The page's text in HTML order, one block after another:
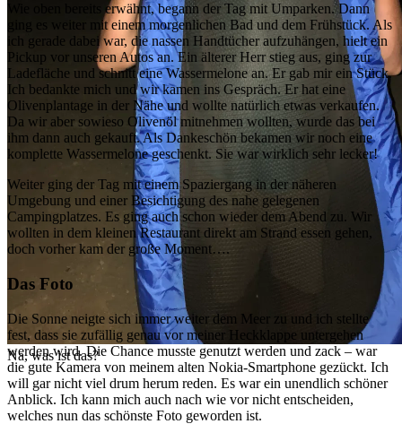
Na, was ist das?
Wie oben bereits erwähnt, begann der Tag mit Umparken. Dann
ging es weiter mit einem morgenlichen Bad und dem Frühstück. Als
ich gerade dabei war, die nassen Handtücher aufzuhängen, hielt ein
Pickup vor unseren Autos an. Ein älterer Herr stieg aus, ging zur
Ladefläche und schnitt eine Wassermelone an. Er gab mir ein Stück.
Ich bedankte mich und wir kamen ins Gespräch. Er hat eine
Olivenplantage in der Nähe und wollte natürlich etwas verkaufen.
Da wir aber sowieso Olivenöl mitnehmen wollten, wurde das bei
ihm dann auch gekauft. Als Dankeschön bekamen wir noch eine
komplette Wassermelone geschenkt. Sie war wirklich sehr lecker!
Weiter ging der Tag mit einem Spaziergang in der näheren
Umgebung und einer Besichtigung des nahe gelegenen
Campingplatzes. Es ging auch schon wieder dem Abend zu. Wir
wollten in dem kleinen Restaurant direkt am Strand essen gehen,
doch vorher kam der große Moment….
Das Foto
Die Sonne neigte sich immer weiter dem Meer zu und ich stellte
fest, dass sie zufällig genau vor meiner Heckklappe untergehen
werden wird. Die Chance musste genutzt werden und zack – war
die gute Kamera von meinem alten Nokia-Smartphone gezückt. Ich
will gar nicht viel drum herum reden. Es war ein unendlich schöner
Anblick. Ich kann mich auch nach wie vor nicht entscheiden,
welches nun das schönste Foto geworden ist.